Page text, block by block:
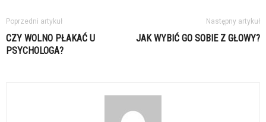
Poprzedni artykuł
CZY WOLNO PŁAKAĆ U
PSYCHOLOGA?
Następny artykuł
JAK WYBIĆ GO SOBIE Z GŁOWY?